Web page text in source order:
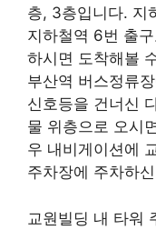
층, 3층입니다. 지
지하철역 6번 출
하시면 도착해볼
부산역 버스정류
신호등을 건너신
물 위층으로 오시
우 내비게이션에
주차장에 주차하
교원빌딩 내 타워